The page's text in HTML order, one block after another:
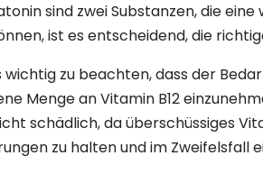
sind zwei Substanzen, die
ist es entscheidend, die
wichtig zu beachten, dass der
Menge an Vitamin B12
schädlich, da überschüssiges
zu halten und im Zweifelsfall